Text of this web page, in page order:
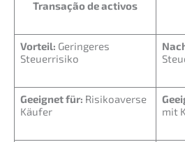
Transa­ção de activos
Vorteil: Gerin­ge­res
Steuerrisiko
Geeig­net für: Risiko­aver­se
Käufer
mit